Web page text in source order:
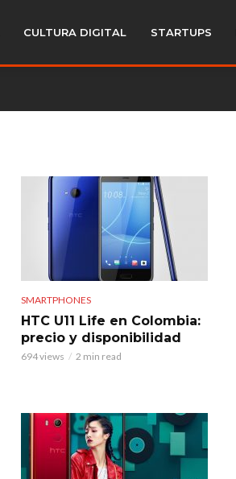
CULTURA DIGITAL STARTUPS
SMARTPHONES
HTC U11 Life en Colombia:
precio y disponibilidad
694 views 2 min read